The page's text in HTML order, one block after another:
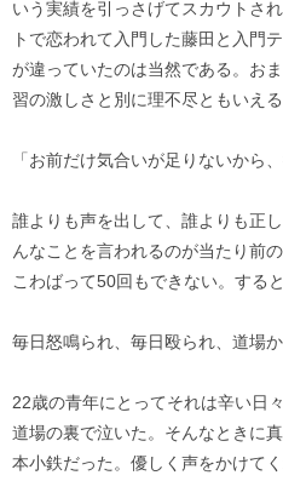
いう実績を引っさげてスカウトさ
トで恋われて入門した藤田と入門
が違っていたのは当然である。お
習の激しさと別に理不尽ともいえ
「お前だけ気合いが足りないから
誰よりも声を出して、誰よりも正
んなことを言われるのが当たり前
こわばって50回もできない。する
毎日怒鳴られ、毎日殴られ、道場
22歳の青年にとってそれは辛い日
道場の裏で泣いた。そんなときに
本小鉄だった。優しく声をかけて